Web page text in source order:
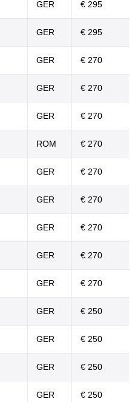
GER € 295
GER € 295
GER € 270
GER € 270
GER € 270
ROM € 270
GER € 270
GER € 270
GER € 270
GER € 270
GER € 270
GER € 250
GER € 250
GER € 250
GER € 250